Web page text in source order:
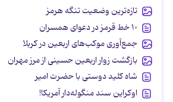
تازه‌ترین وضعیت تنگه هرمز
۱۰ خط قرمز در دعوای همسران
جمع‌آوری موکب‌های اربعین در کربلا
بازگشت زوار اربعین حسینی از مرز مهران
شاه کلید دوستی با حضرت امیر
اوکراین سند منگوله‌دار آمریکا!